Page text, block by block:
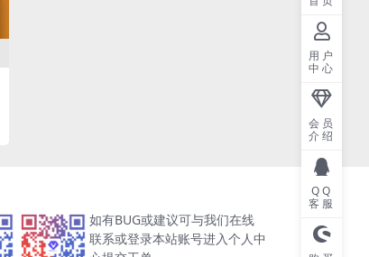
如有BUG或建议可与我们在线
联系或登录本站账号进入个人中
用户
中心
会员
介绍
QQ
客服